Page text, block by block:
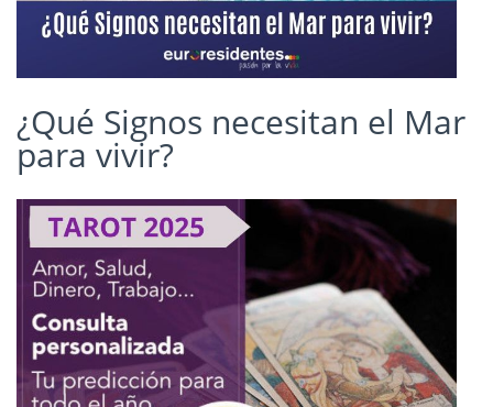
¿Qué Signos necesitan el Mar
para vivir?